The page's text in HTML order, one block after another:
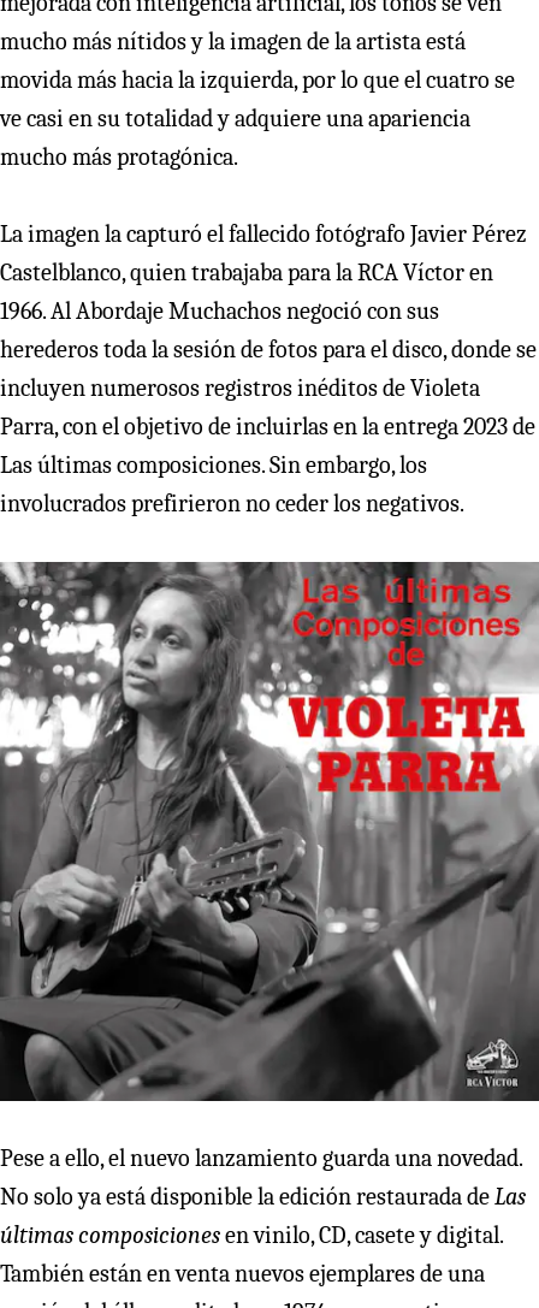
mucho más nítidos y la imagen de la artista está
movida más hacia la izquierda, por lo que el cuatro se
ve casi en su totalidad y adquiere una apariencia
mucho más protagónica.
La imagen la capturó el fallecido fotógrafo Javier Pérez
Castelblanco, quien trabajaba para la RCA Víctor en
1966. Al Abordaje Muchachos negoció con sus
herederos toda la sesión de fotos para el disco, donde se
incluyen numerosos registros inéditos de Violeta
Parra, con el objetivo de incluirlas en la entrega 2023 de
Las últimas composiciones. Sin embargo, los
involucrados prefirieron no ceder los negativos.
Pese a ello, el nuevo lanzamiento guarda una novedad.
No solo ya está disponible la edición restaurada deLas
últimas composicionesen vinilo, CD, casete y digital.
También están en venta nuevos ejemplares de una